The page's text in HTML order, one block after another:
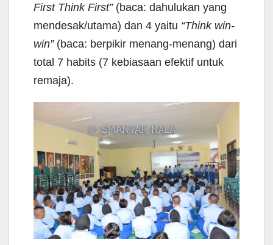
First Think First”(baca: dahulukan yang
mendesak/utama) dan 4 yaitu “Think win-
win”(baca: berpikir menang-menang) dari
total 7 habits (7 kebiasaan efektif untuk
remaja).